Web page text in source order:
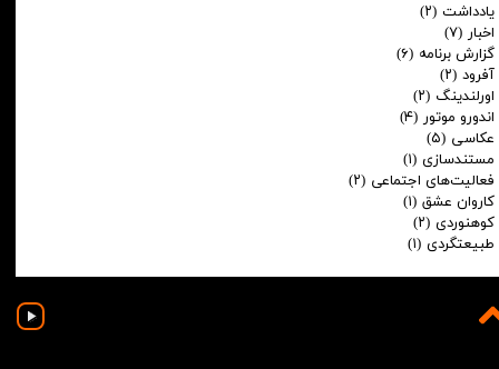
یادداشت (۲)
اخبار (۷)
گزارش برنامه (۶)
آفرود (۲)
اورلندینگ (۲)
اندورو موتور (۴)
عکاسی (۵)
مستندسازی (۱)
فعالیت‌های اجتماعی (۲)
کاروان عشق (۱)
کوهنوردی (۲)
طبیعتگردی (۱)